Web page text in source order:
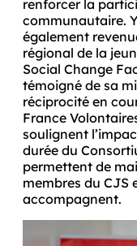
renforcer la
communautaire.
également
régional de la
Social Change
témoigné de sa
réciprocité en
France
soulignent
durée du
permettent de
membres du CJS
accompagnent.